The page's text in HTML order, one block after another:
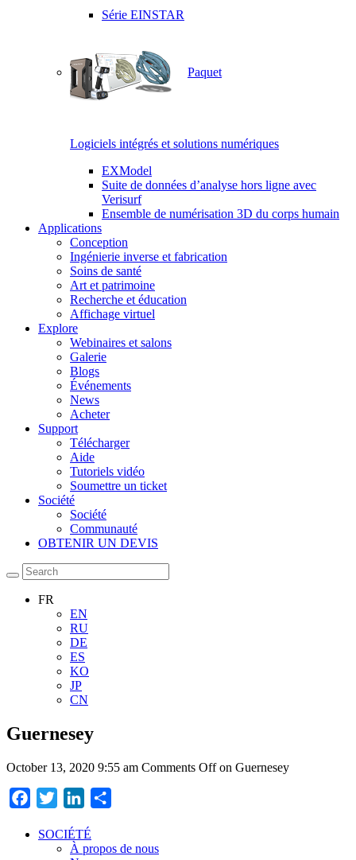
Série EINSTAR
Paquet
Logiciels intégrés et solutions numériques
EXModel
Suite de données d’analyse hors ligne avec
Verisurf
Ensemble de numérisation 3D du corps humain
Applications
Conception
Ingénierie inverse et fabrication
Soins de santé
Art et patrimoine
Recherche et éducation
Affichage virtuel
Explore
Webinaires et salons
Galerie
Blogs
Événements
News
Acheter
Support
Télécharger
Aide
Tutoriels vidéo
Soumettre un ticket
Société
Société
Communauté
OBTENIR UN DEVIS
FR
EN
RU
DE
ES
KO
JP
CN
Guernesey
October 13, 2020 9:55 am Comments Offon Guernesey
Facebook
Twitter LinkedIn
SOCIÉTÉ
À propos de nous